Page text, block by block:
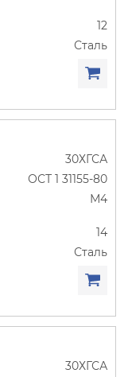
12
Сталь
30ХГСА
ОСТ 1 31155-80
М4
14
Сталь
30ХГСА